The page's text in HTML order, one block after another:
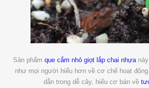
Sản phẩm que cắm nhỏ giọt lắp chai nhựanày
như mọi người hiểu hơn về cơ chế hoạt
dẫn trong dễ cây, hiểu cơ bản về